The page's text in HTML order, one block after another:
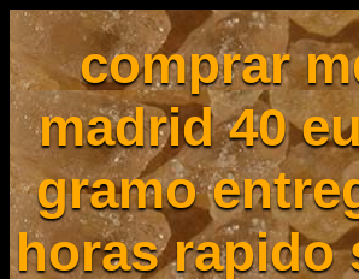
comprar
madrid 40
gramo
horas rapido